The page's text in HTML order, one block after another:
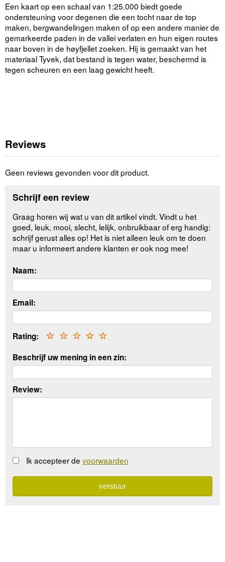
Een kaart op een schaal van 1:25.000 biedt goede
ondersteuning voor degenen die een tocht naar de top
maken, bergwandelingen maken of op een andere manier de
gemarkeerde paden in de vallei verlaten en hun eigen routes
naar boven in de høyfjellet zoeken. Hij is gemaakt van het
materiaal Tyvek, dat bestand is tegen water, beschermd is
tegen scheuren en een laag gewicht heeft.
Reviews
Geen reviews gevonden voor dit product.
Schrijf een review
Graag horen wij wat u van dit artikel vindt. Vindt u het
goed, leuk, mooi, slecht, lelijk, onbruikbaar of erg handig:
schrijf gerust alles op! Het is niet alleen leuk om te doen
maar u informeert andere klanten er ook nog mee!
Naam:
Email:
Rating: ☆
☆
☆
☆
☆
Beschrijf uw mening in een zin:
Review:
Ik accepteer de voorwaarden